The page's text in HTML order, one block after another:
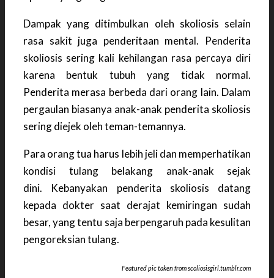
Dampak yang ditimbulkan oleh skoliosis selain
rasa sakit juga penderitaan mental. Penderita
skoliosis sering kali kehilangan rasa percaya diri
karena bentuk tubuh yang tidak normal.
Penderita merasa berbeda dari orang lain. Dalam
pergaulan biasanya anak-anak penderita skoliosis
sering diejek oleh teman-temannya.
Para orang tua harus lebih jeli dan memperhatikan
kondisi tulang belakang anak-anak sejak
dini. Kebanyakan penderita skoliosis datang
kepada dokter saat derajat kemiringan sudah
besar, yang tentu saja berpengaruh pada kesulitan
pengoreksian tulang.
Featured pic taken from scoliosisgirl.tumblr.com